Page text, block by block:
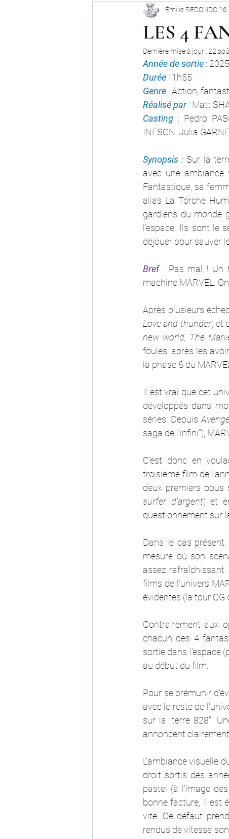
LES 4
Émilie REDONDO 16
Dernière mise à jour :22
Année de sortie : 2025
Durée : 1h55
Genre : Action,
Réalisé par : Matt
Casting : Pedro
INESON, Julia
Synopsis : Sur la
avec une ambiance
Fantastique, sa
alias La Torche
gardiens du monde
l'espace. Ils sont le
déjouer pour sauver
Bref : Pas mal ! Un
machine MARVEL.
Après plusieurs
Love and thunder) et
new world, The
foules, après les
la phase 6 du
Il est vrai que cet
développés dans
séries. Depuis
saga de l'infini"),
C'est donc en
troisième film de
deux premiers opus
surfer d'argent) et
questionnement sur
Dans le cas
mesure où son
assez
films de l'univers
évidentes (la tour
Contrairement aux
chacun des 4
sortie dans l'espace
au début du film.
Pour se prémunir
avec le reste de
sur la "terre 828".
annoncent
L'ambiance visuelle
droit sortis des
pastel (à l'image
bonne facture, il est
vite. Ce défaut
rendus de vitesse